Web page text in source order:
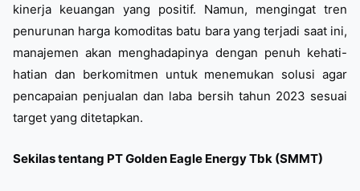
kinerja keuangan yang positif. Namun, mengingat tren
penurunan harga komoditas batu bara yang terjadi saat ini,
manajemen akan menghadapinya dengan penuh kehati-
hatian dan berkomitmen untuk menemukan solusi agar
pencapaian penjualan dan laba bersih tahun 2023 sesuai
target yang ditetapkan.
Sekilas tentang PT Golden Eagle Energy Tbk (SMMT)